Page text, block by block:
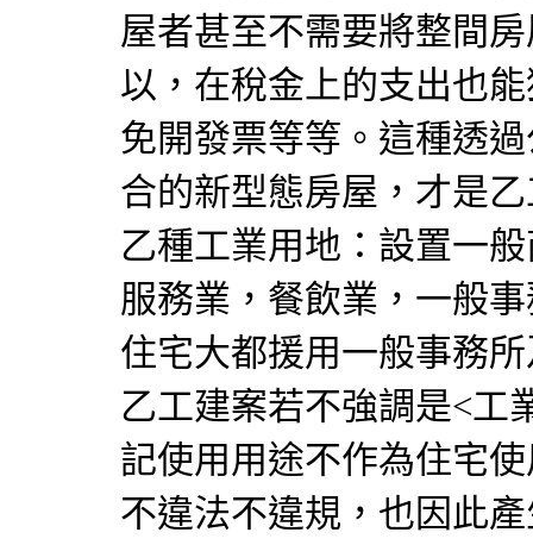
屋者甚至不需要將整間
以，在稅金上的支出也
免開發票等等。這種透
合的新型態房屋，才是
乙種工業用地：設置一
服務業，餐飲業，一般
住宅大都援用一般事務
乙工建案若不強調是<工
記使用用途不作為住宅
不違法不違規，也因此